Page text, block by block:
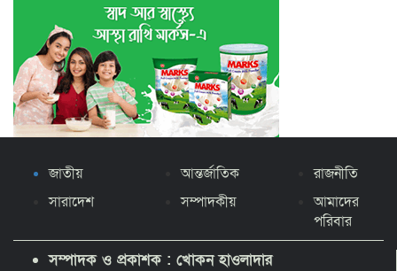
জাতীয় আন্তর্জাতিক
রাজনীতি
সারাদেশ
সম্পাদকীয়
আমাদের
পরিবার
সম্পাদক ও প্রকাশক : খোকন হাওলাদার